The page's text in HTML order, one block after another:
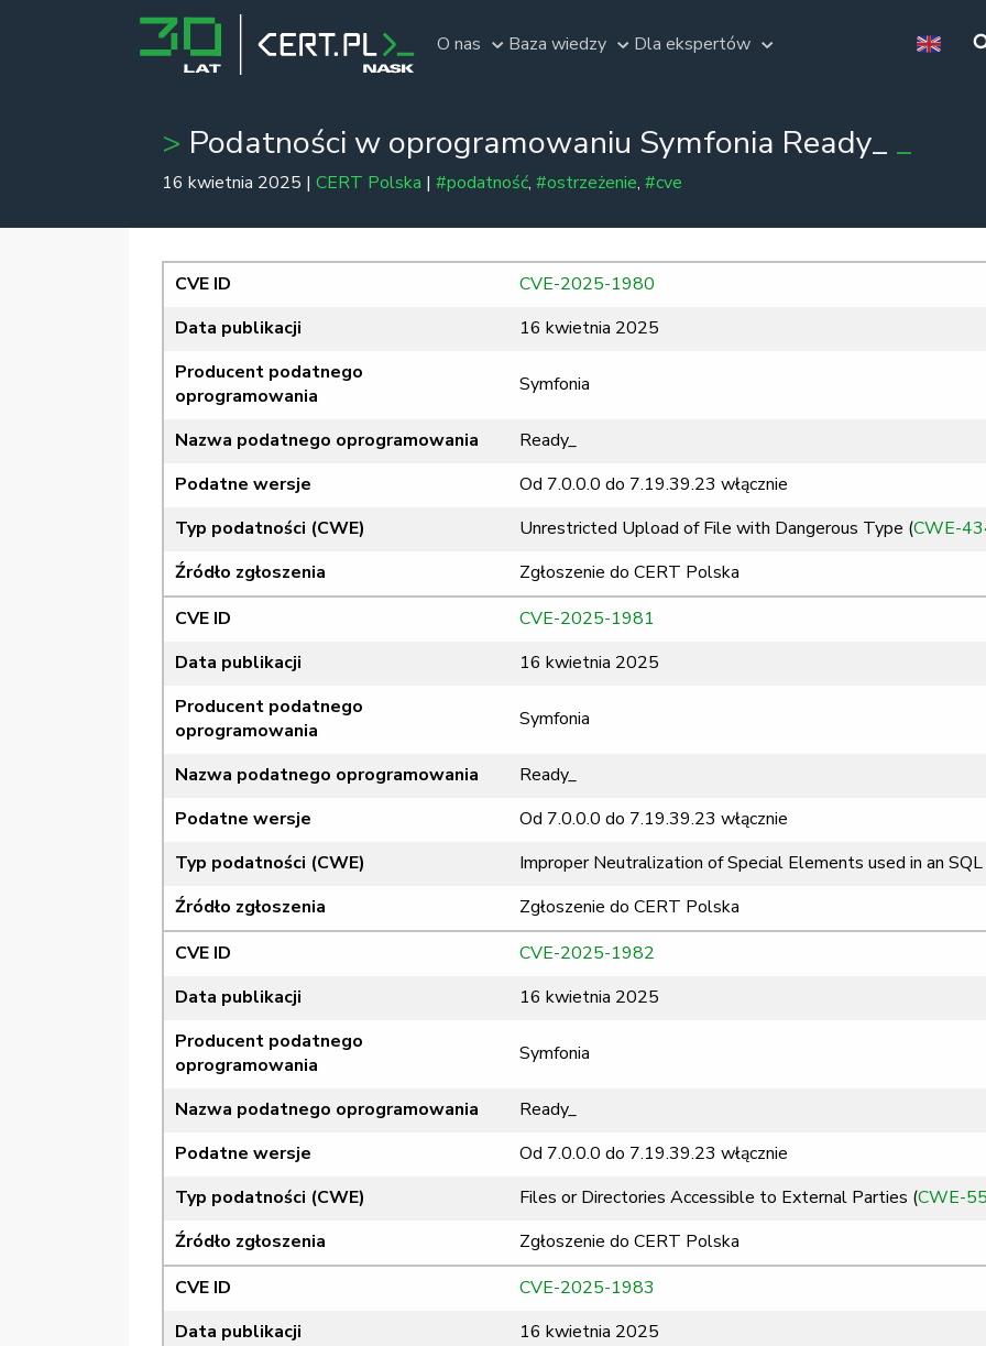
O nas Baza wiedzy Dla ekspertów
Podatności w oprogramowaniu Symfonia Ready_
16 kwietnia 2025 | CERT Polska | #podatność, #ostrzeżenie, #cve
CVE ID
CVE-2025-1980
Data publikacji
16 kwietnia 2025
Producent podatnego
oprogramowania
Symfonia
Nazwa podatnego oprogramowania
Ready_
Podatne wersje
Od 7.0.0.0 do 7.19.39.23 włącznie
Typ podatności (CWE)
Unrestricted Upload of File with Dangerous Type (CWE-
Źródło zgłoszenia
Zgłoszenie do CERT Polska
CVE ID
CVE-2025-1981
Data publikacji
16 kwietnia 2025
Producent podatnego
oprogramowania
Symfonia
Nazwa podatnego oprogramowania
Ready_
Podatne wersje
Od 7.0.0.0 do 7.19.39.23 włącznie
Typ podatności (CWE)
Improper Neutralization of Special Elements used in an
Źródło zgłoszenia
Zgłoszenie do CERT Polska
CVE ID
CVE-2025-1982
Data publikacji
16 kwietnia 2025
Producent podatnego
oprogramowania
Symfonia
Nazwa podatnego oprogramowania
Ready_
Podatne wersje
Od 7.0.0.0 do 7.19.39.23 włącznie
Typ podatności (CWE)
Files or Directories Accessible to External Parties (CWE-
Źródło zgłoszenia
Zgłoszenie do CERT Polska
CVE ID
CVE-2025-1983
Data publikacji
16 kwietnia 2025